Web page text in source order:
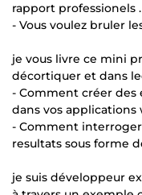
rapport professionels .
- Vous voulez bruler
je vous livre ce mini
décortiquer et dans
- Comment créer des
dans vos applications
- Comment
resultats sous forme
je suis développeur